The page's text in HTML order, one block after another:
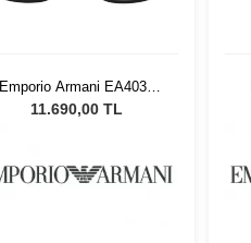
Emporio Armani EA4033
5229T356 Erkek Güneş
11.690,00 TL